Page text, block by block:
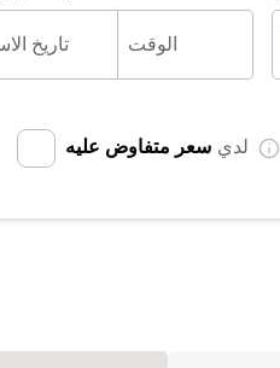
لدي سعر متفاوض عليه